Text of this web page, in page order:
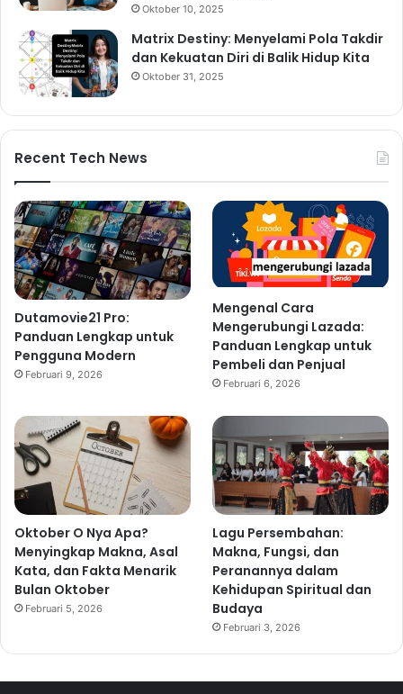
Oktober 10, 2025
Matrix Destiny: Menyelami Pola Takdir
dan Kekuatan Diri di Balik Hidup Kita
Oktober 31, 2025
Recent Tech News
Dutamovie21 Pro:
Panduan Lengkap untuk
Pengguna Modern
Februari 9, 2026
Mengenal Cara
Mengerubungi Lazada:
Panduan Lengkap untuk
Pembeli dan Penjual
Februari 6, 2026
Oktober O Nya Apa?
Menyingkap Makna, Asal
Kata, dan Fakta Menarik
Bulan Oktober
Februari 5, 2026
Lagu Persembahan:
Makna, Fungsi, dan
Peranannya dalam
Kehidupan Spiritual dan
Budaya
Februari 3, 2026